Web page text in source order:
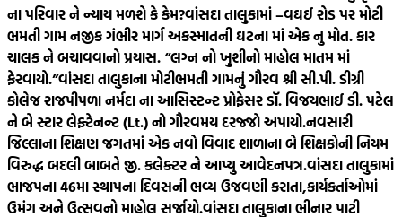
ના પરિવાર ને ન્યાય મળશે કે કેમ?વાંસદા તાલુકામાં –વઘઈ રોડ પર મોટી
ભમતી ગામ નજીક ગંભીર માર્ગ અકસ્માતની ઘટના માં એક નુ મોત. કાર
ચાલક ને બચાવવાનો પ્રયાસ. “લગ્ન નો ખુશીનો માહોલ માતમ માં
ફેરવાયો.”વાંસદા તાલુકાના મોટીભમતી ગામનું ગૌરવ શ્રી સી.પી. ડીગ્રી
કોલેજ રાજપીપળા નર્મદા ના આસિસ્ટન્ટ પ્રોફેસર ડૉ. વિજયભાઈ ડી. પટેલ
ને બે સ્ટાર લેફ્ટેનન્ટ (Lt.) નો ગૌરવમય દરજ્જો અપાયો.નવસારી
જિલ્લાના શિક્ષણ જગતમાં એક નવો વિવાદ શાળાના બે શિક્ષકોની નિયમ
વિરુદ્ધ બદલી બાબતે જી. કલેક્ટર ને આપ્યુ આવેદનપત્ર.વાંસદા તાલુકામાં
ભાજપના 46મા સ્થાપના દિવસની ભવ્ય ઉજવણી કરાતા,કાર્યકર્તાઓમાં
ઉમંગ અને ઉત્સવનો માહોલ સર્જાયો.વાંસદા તાલુકાના ભીનાર પાટી